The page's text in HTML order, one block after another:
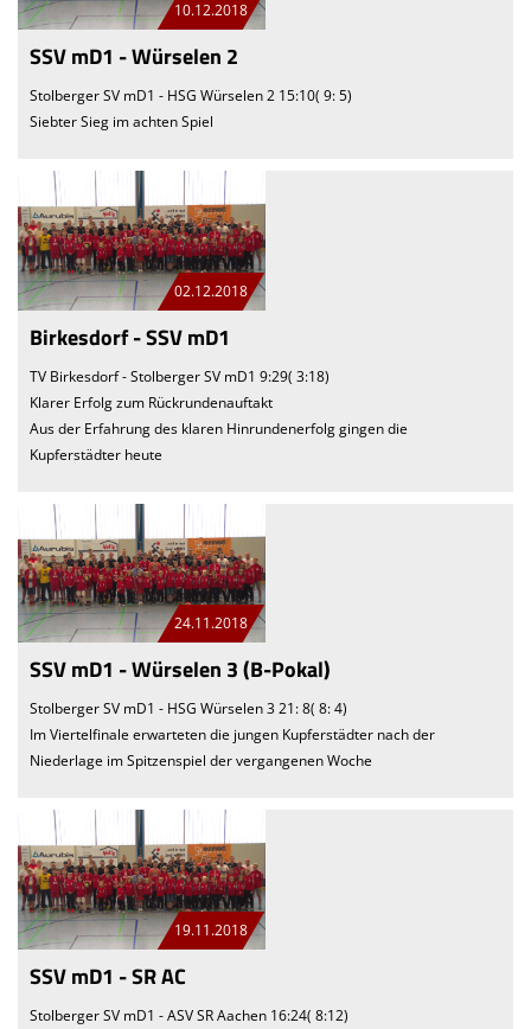
10.12.2018
SSV mD1 - Würselen 2
Stolberger SV mD1 - HSG Würselen 2 15:10( 9: 5)
Siebter Sieg im achten Spiel
02.12.2018
Birkesdorf - SSV mD1
TV Birkesdorf - Stolberger SV mD1 9:29( 3:18)
Klarer Erfolg zum Rückrundenauftakt
Aus der Erfahrung des klaren Hinrundenerfolg gingen die
Kupferstädter heute
24.11.2018
SSV mD1 - Würselen 3 (B-Pokal)
Stolberger SV mD1 - HSG Würselen 3 21: 8( 8: 4)
Im Viertelfinale erwarteten die jungen Kupferstädter nach der
Niederlage im Spitzenspiel der vergangenen Woche
19.11.2018
SSV mD1 - SR AC
Stolberger SV mD1 - ASV SR Aachen 16:24( 8:12)